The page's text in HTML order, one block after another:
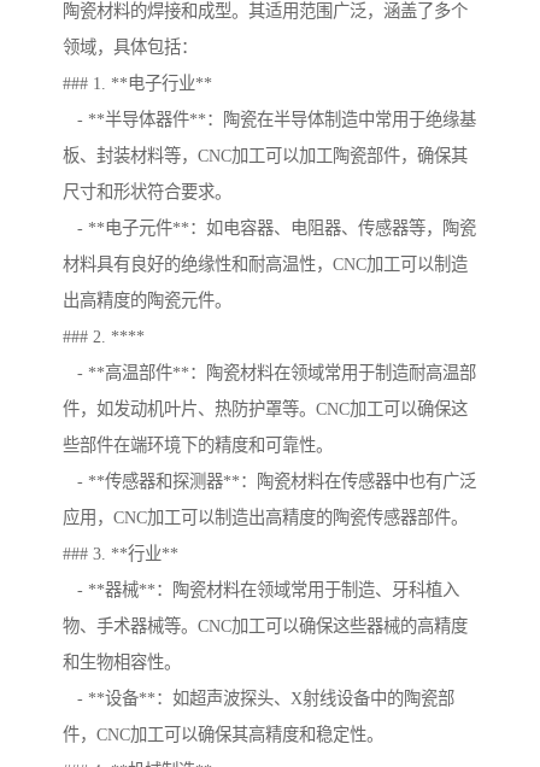
陶瓷材料的焊接和成型。其适用范围广泛，涵盖了多个
领域，具体包括：
### 1. **电子行业**
- **半导体器件**：陶瓷在半导体制造中常用于绝缘基
板、封装材料等，CNC加工可以加工陶瓷部件，确保其
尺寸和形状符合要求。
- **电子元件**：如电容器、电阻器、传感器等，陶瓷
材料具有良好的绝缘性和耐高温性，CNC加工可以制造
出高精度的陶瓷元件。
### 2. ****
- **高温部件**：陶瓷材料在领域常用于制造耐高温部
件，如发动机叶片、热防护罩等。CNC加工可以确保这
些部件在端环境下的精度和可靠性。
- **传感器和探测器**：陶瓷材料在传感器中也有广泛
应用，CNC加工可以制造出高精度的陶瓷传感器部件。
### 3. **行业**
- **器械**：陶瓷材料在领域常用于制造、牙科植入
物、手术器械等。CNC加工可以确保这些器械的高精度
和生物相容性。
- **设备**：如超声波探头、X射线设备中的陶瓷部
件，CNC加工可以确保其高精度和稳定性。